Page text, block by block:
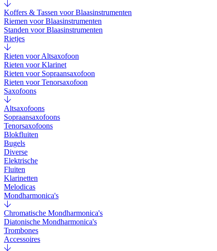
Koffers & Tassen voor Blaasinstrumenten
Riemen voor Blaasinstrumenten
Standen voor Blaasinstrumenten
Rietjes
Rieten voor Altsaxofoon
Rieten voor Klarinet
Rieten voor Sopraansaxofoon
Rieten voor Tenorsaxofoon
Saxofoons
Altsaxofoons
Sopraansaxofoons
Tenorsaxofoons
Blokfluiten
Bugels
Diverse
Elektrische
Fluiten
Klarinetten
Melodicas
Mondharmonica's
Chromatische Mondharmonica's
Diatonische Mondharmonica's
Trombones
Accessoires